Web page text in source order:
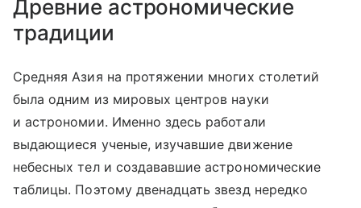
Древние астрономические
традиции
Средняя Азия на протяжении многих столетий
была одним из мировых центров науки
и астрономии. Именно здесь работали
выдающиеся ученые, изучавшие движение
небесных тел и создававшие астрономические
таблицы. Поэтому двенадцать звезд нередко